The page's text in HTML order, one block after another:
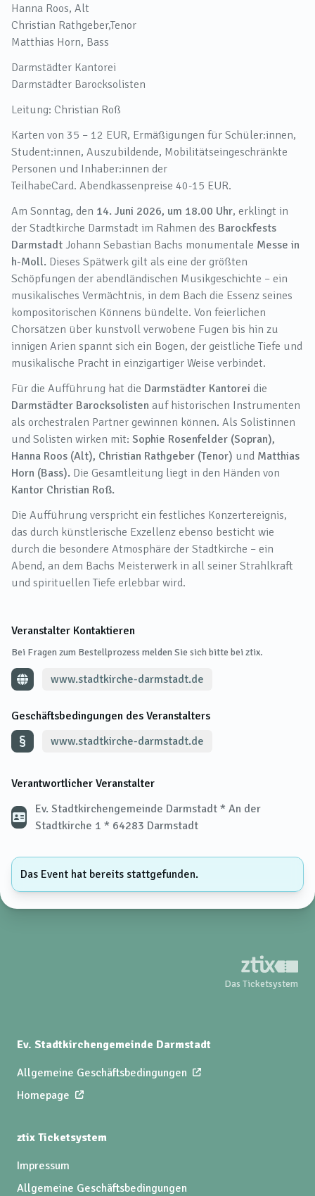
Hanna Roos, Alt
Christian Rathgeber,Tenor
Matthias Horn, Bass
Darmstädter Kantorei
Darmstädter Barocksolisten
Leitung: Christian Roß
Karten von 35 – 12 EUR, Ermäßigungen für Schüler:innen,
Student:innen, Auszubildende, Mobilitätseingeschränkte
Personen und Inhaber:innen der
TeilhabeCard. Abendkassenpreise 40-15 EUR.
Am Sonntag, den 14. Juni 2026, um 18.00 Uhr, erklingt in
der Stadtkirche Darmstadt im Rahmen des Barockfests
Darmstadt Johann Sebastian Bachs monumentale Messe in
h-Moll. Dieses Spätwerk gilt als eine der größten
Schöpfungen der abendländischen Musikgeschichte – ein
musikalisches Vermächtnis, in dem Bach die Essenz seines
kompositorischen Könnens bündelte. Von feierlichen
Chorsätzen über kunstvoll verwobene Fugen bis hin zu
innigen Arien spannt sich ein Bogen, der geistliche Tiefe und
musikalische Pracht in einzigartiger Weise verbindet.
Für die Aufführung hat die Darmstädter Kantorei die
Darmstädter Barocksolisten auf historischen Instrumenten
als orchestralen Partner gewinnen können. Als Solistinnen
und Solisten wirken mit: Sophie Rosenfelder (Sopran),
Hanna Roos (Alt), Christian Rathgeber (Tenor) und Matthias
Horn (Bass). Die Gesamtleitung liegt in den Händen von
Kantor Christian Roß.
Die Aufführung verspricht ein festliches Konzertereignis,
das durch künstlerische Exzellenz ebenso besticht wie
durch die besondere Atmosphäre der Stadtkirche – ein
Abend, an dem Bachs Meisterwerk in all seiner Strahlkraft
und spirituellen Tiefe erlebbar wird.
Veranstalter Kontaktieren
Bei Fragen zum Bestellprozess melden Sie sich bitte bei ztix.
www.stadtkirche-darmstadt.de
Geschäftsbedingungen des Veranstalters
www.stadtkirche-darmstadt.de
Verantwortlicher Veranstalter
Ev. Stadtkirchengemeinde Darmstadt * An der
Stadtkirche 1 * 64283 Darmstadt
Das Event hat bereits stattgefunden.
Das Ticketsystem
Ev. Stadtkirchengemeinde Darmstadt
Allgemeine Geschäftsbedingungen
Homepage
ztix Ticketsystem
Impressum
Allgemeine Geschäftsbedingungen